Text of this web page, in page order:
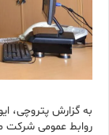
روابط عمومی شرکت